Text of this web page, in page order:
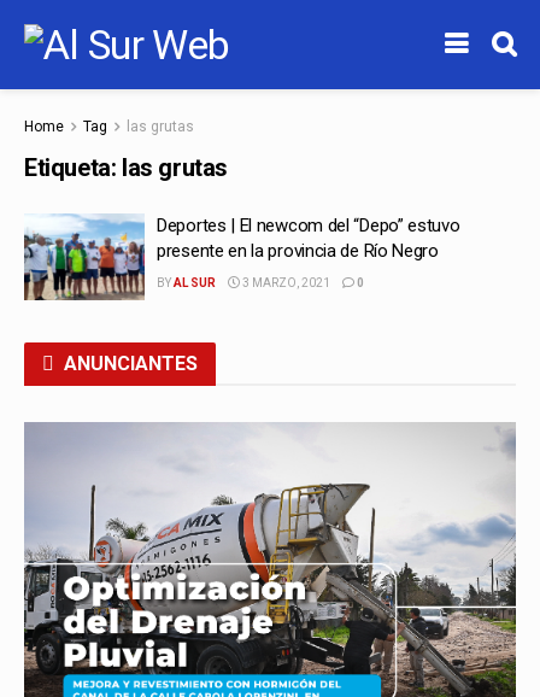
Home Tag las grutas
Etiqueta: las grutas
Deportes | El newcom del “Depo” estuvo
presente en la provincia de Río Negro
BYAL SUR 3 MARZO, 2021 0
ANUNCIANTES